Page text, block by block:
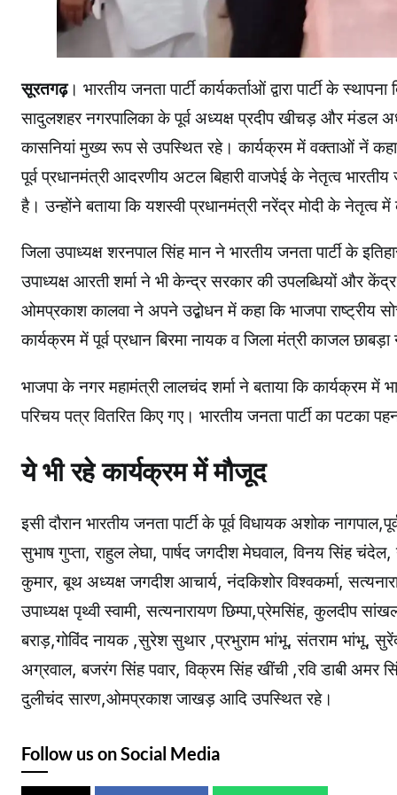
सूरतगढ़। भारतीय जनता पार्टी कार्यकर्ताओं द्वारा पार्टी के
सादुलशहर नगरपालिका के पूर्व अध्यक्ष प्रदीप खीचड़ और मंडल
कासनियां मुख्य रूप से उपस्थित रहे। कार्यक्रम में वक्ताओं नें
पूर्व प्रधानमंत्री आदरणीय अटल बिहारी वाजपेई के नेतृत्व
है। उन्होंने बताया कि यशस्वी प्रधानमंत्री नरेंद्र मोदी के नेतृत्व
जिला उपाध्यक्ष शरनपाल सिंह मान ने भारतीय जनता पार्टी के
उपाध्यक्ष आरती शर्मा ने भी केन्द्र सरकार की उपलब्धियों और
ओमप्रकाश कालवा ने अपने उद्बोधन में कहा कि भाजपा राष्ट्रीय
कार्यक्रम में पूर्व प्रधान बिरमा नायक व जिला मंत्री काजल
भाजपा के नगर महामंत्री लालचंद शर्मा ने बताया कि कार्यक्रम
परिचय पत्र वितरित किए गए। भारतीय जनता पार्टी का पटका
ये भी रहे कार्यक्रम में मौजूद
इसी दौरान भारतीय जनता पार्टी के पूर्व विधायक अशोक
सुभाष गुप्ता, राहुल लेघा, पार्षद जगदीश मेघवाल, विनय सिंह चंदेल,
कुमार, बूथ अध्यक्ष जगदीश आचार्य, नंदकिशोर विश्वकर्मा,
उपाध्यक्ष पृथ्वी स्वामी, सत्यनारायण छिम्पा,प्रेमसिंह, कुलदीप
बराड़,गोविंद नायक ,सुरेश सुथार ,प्रभुराम भांभू, संतराम भांभू,
अग्रवाल, बजरंग सिंह पवार, विक्रम सिंह खींची ,रवि डाबी अमर
दुलीचंद सारण,ओमप्रकाश जाखड़ आदि उपस्थित रहे।
Follow us on Social Media